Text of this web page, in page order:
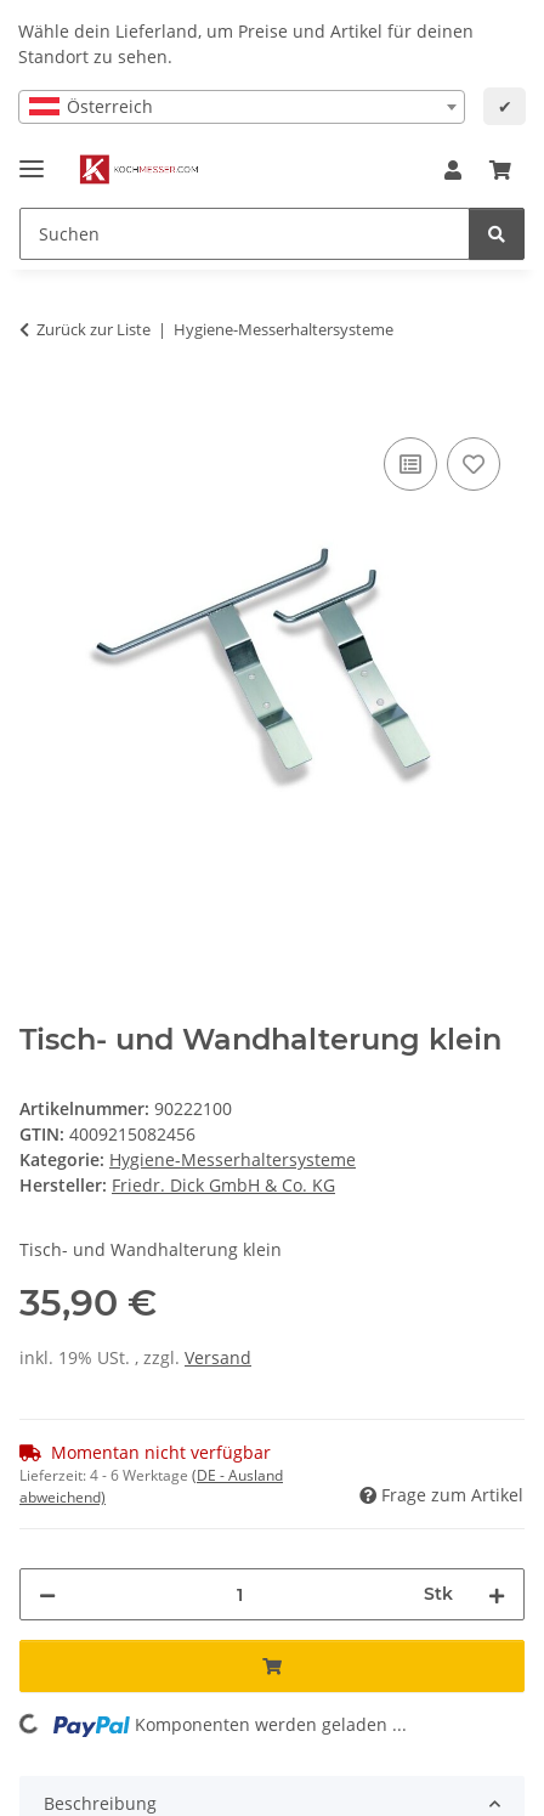
Wähle dein Lieferland, um Preise und Artikel für deinen
Standort zu sehen.
Österreich ✔
Zurück zur Liste Hygiene-Messerhaltersysteme
Tisch- und Wandhalterung klein
Artikelnummer: 90222100
GTIN: 4009215082456
Kategorie: Hygiene-Messerhaltersysteme
Hersteller: Friedr. Dick GmbH & Co. KG
Tisch- und Wandhalterung klein
35,90 €
inkl. 19% USt. , zzgl. Versand
Momentan nicht verfügbar
Lieferzeit:4 - 6 Werktage (DE - Ausland
abweichend)
Frage zum Artikel
Stk
Loading... Komponenten werden geladen ...
Beschreibung